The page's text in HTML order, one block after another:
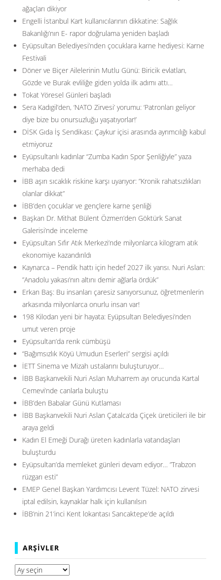
ağaçları dikiyor
Engelli İstanbul Kart kullanıcılarının dikkatine: Sağlık
Bakanlığı’nın E- rapor doğrulama yeniden başladı
Eyüpsultan Belediyesi’nden çocuklara karne hediyesi: Karne
Festivali
Döner ve Biçer Ailelerinin Mutlu Günü: Biricik evlatları,
Gözde ve Burak evliliğe giden yolda ilk adımı attı…
Tokat Yöresel Günleri başladı
Sera Kadıgil’den, ‘NATO Zirvesi’ yorumu: ‘Patronları geliyor
diye bize bu onursuzluğu yaşatıyorlar!’
DİSK Gıda İş Sendikası: Çaykur içisi arasında ayrımcılığı kabul
etmiyoruz
Eyüpsultanlı kadınlar “Zumba Kadın Spor Şenliğiyle” yaza
merhaba dedi
İBB aşırı sıcaklık riskine karşı uyarıyor: ”Kronik rahatsızlıkları
olanlar dikkat”
İBB’den çocuklar ve gençlere karne şenliği
Başkan Dr. Mithat Bülent Özmen’den Göktürk Sanat
Galerisi’nde inceleme
Eyüpsultan Sıfır Atık Merkezi’nde milyonlarca kilogram atık
ekonomiye kazandırıldı
Kaynarca – Pendik hattı için hedef 2027 ilk yarısı. Nuri Aslan:
”Anadolu yakası’nın altını demir ağlarla ördük”
Erkan Baş: Bu insanları çaresiz sanıyorsunuz, öğretmenlerin
arkasında milyonlarca onurlu insan var!
198 Kilodan yeni bir hayata: Eyüpsultan Belediyesi’nden
umut veren proje
Eyüpsultan’da renk cümbüşü
“Bağımsızlık Köyü Umudun Eserleri” sergisi açıldı
İETT Sinema ve Mizah ustalarını buluşturuyor…
İBB Başkanvekili Nuri Aslan Muharrem ayı orucunda Kartal
Cemevi’nde canlarla buluştu
İBB’den Babalar Günü Kutlaması
İBB Başkanvekili Nuri Aslan Çatalca’da Çiçek üreticileri ile bir
araya geldi
Kadın El Emeği Durağı üreten kadınlarla vatandaşları
buluşturdu
Eyüpsultan’da memleket günleri devam ediyor… ”Trabzon
rüzgarı esti”
EMEP Genel Başkan Yardımcısı Levent Tüzel: NATO zirvesi
iptal edilsin, kaynaklar halk için kullanılsın
İBB’nin 21’inci Kent lokantası Sancaktepe’de açıldı
ARŞIVLER
Arşivler